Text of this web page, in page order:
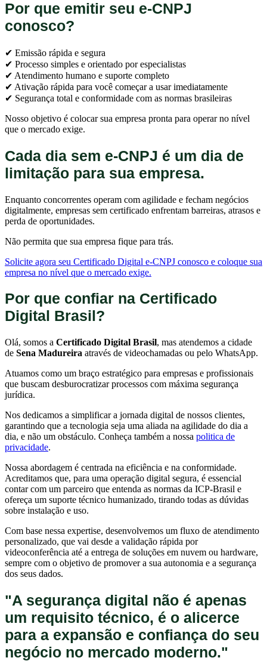
Por que emitir seu e-CNPJ
conosco?
✔ Emissão rápida e segura
✔ Processo simples e orientado por especialistas
✔ Atendimento humano e suporte completo
✔ Ativação rápida para você começar a usar imediatamente
✔ Segurança total e conformidade com as normas brasileiras
Nosso objetivo é colocar sua empresa pronta para operar no nível
que o mercado exige.
Cada dia sem e-CNPJ é um dia de
limitação para sua empresa.
Enquanto concorrentes operam com agilidade e fecham negócios
digitalmente, empresas sem certificado enfrentam barreiras, atrasos e
perda de oportunidades.
Não permita que sua empresa fique para trás.
Solicite agora seu Certificado Digital e-CNPJ conosco e coloque sua
empresa no nível que o mercado exige.
Por que confiar na Certificado
Digital Brasil?
Olá, somos a Certificado Digital Brasil, mas atendemos a cidade
de Sena Madureira através de videochamadas ou pelo WhatsApp.
Atuamos como um braço estratégico para empresas e profissionais
que buscam desburocratizar processos com máxima segurança
jurídica.
Nos dedicamos a simplificar a jornada digital de nossos clientes,
garantindo que a tecnologia seja uma aliada na agilidade do dia a
dia, e não um obstáculo. Conheça também a nossa politica de
privacidade.
Nossa abordagem é centrada na eficiência e na conformidade.
Acreditamos que, para uma operação digital segura, é essencial
contar com um parceiro que entenda as normas da ICP-Brasil e
ofereça um suporte técnico humanizado, tirando todas as dúvidas
sobre instalação e uso.
Com base nessa expertise, desenvolvemos um fluxo de atendimento
personalizado, que vai desde a validação rápida por
videoconferência até a entrega de soluções em nuvem ou hardware,
sempre com o objetivo de promover a sua autonomia e a segurança
dos seus dados.
"A segurança digital não é apenas
um requisito técnico, é o alicerce
para a expansão e confiança do seu
negócio no mercado moderno."